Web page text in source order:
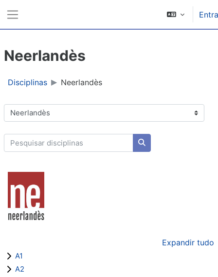
Neerlandès
Disciplinas Neerlandès
Categorias de disciplinas
Pesquisar disciplinas
Pesquisar disciplinas
Expandir tudo
A1
A2